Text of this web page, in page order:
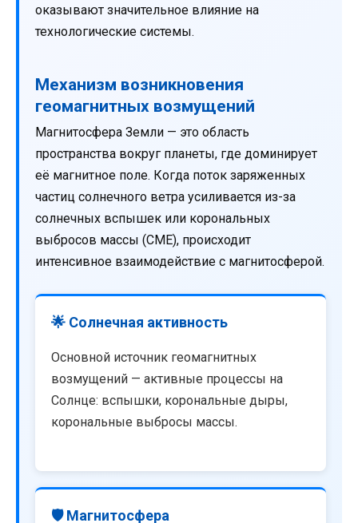
оказывают значительное влияние на
технологические системы.
Механизм возникновения
геомагнитных возмущений
Магнитосфера Земли — это область
пространства вокруг планеты, где доминирует
её магнитное поле. Когда поток заряженных
частиц солнечного ветра усиливается из-за
солнечных вспышек или корональных
выбросов массы (CME), происходит
интенсивное взаимодействие с магнитосферой.
🌟 Солнечная активность
Основной источник геомагнитных
возмущений — активные процессы на
Солнце: вспышки, корональные дыры,
корональные выбросы массы.
🛡️ Магнитосфера